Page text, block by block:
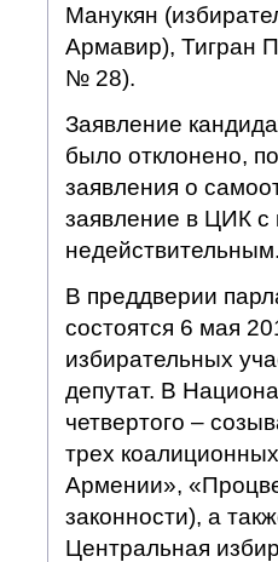
Манукян
Армавир), Тигран
№ 28).
Заявление
было отклонено,
заявления о
заявление в ЦИК с
недействительным.
В преддверии
состоятся 6 мая
избирательных
депутат. В
четвертого –
трех
Армении»,
законности), а
Центральная